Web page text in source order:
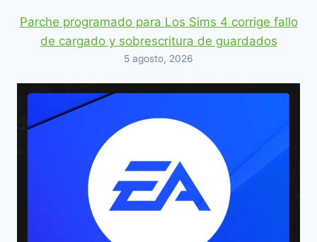
Parche programado para Los Sims 4 corrige fallo
de cargado y sobrescritura de guardados
5 agosto, 2026